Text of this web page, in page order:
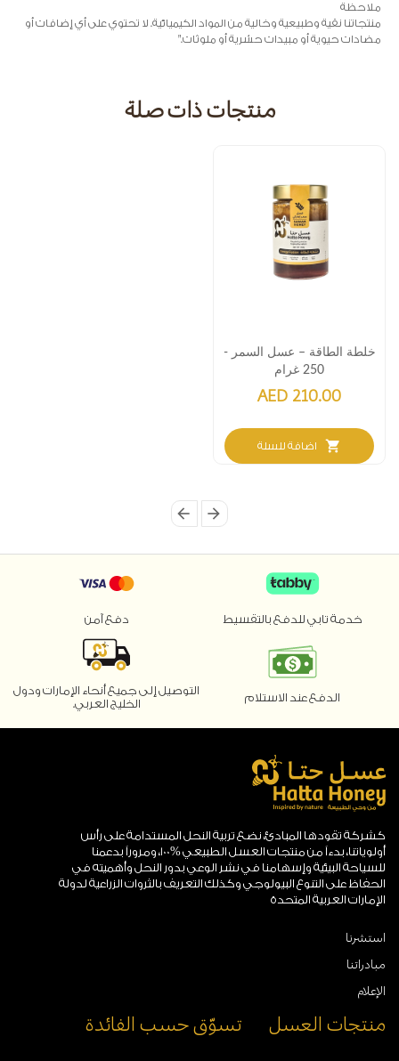
ملاحظة
منتجاتنا نقية وطبيعية وخالية من المواد الكيميائية. لا تحتوي على أي إضافات أو
مضادات حيوية أو مبيدات حشرية أو ملوثات."
منتجات ذات صلة
خلطة الطاقة – عسل السمر -
250 غرام
AED 210.00
shopping_cart اضافة للسلة
arrow_back arrow_forward
خدمة تابي للدفع بالتقسيط دفع آمن
الدفع عند الاستلام
التوصيل إلى جميع أنحاء الإمارات ودول
الخليج العربي.
كشركة تقودها المبادئ، نضع تربية النحل المستدامة على رأس
أولوياتنا، بدءاً من منتجات العسل الطبيعي %100، ومروراً بدعمنا
للسياحة البيئية وإسهامنا في نشر الوعي بدور النحل وأهميته في
الحفاظ على التنوع البيولوجي وكذلك التعريف بالثروات الزراعية لدولة
الإمارات العربية المتحدة
استشرنا
مبادراتنا
الإعلام
منتجات العسل تسوّق حسب الفائدة